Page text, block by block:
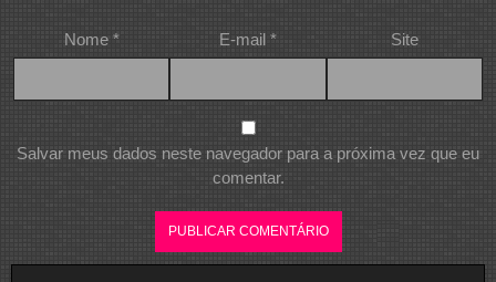
Nome * E-mail * Site
Salvar meus dados neste navegador para a próxima vez que eu
comentar.